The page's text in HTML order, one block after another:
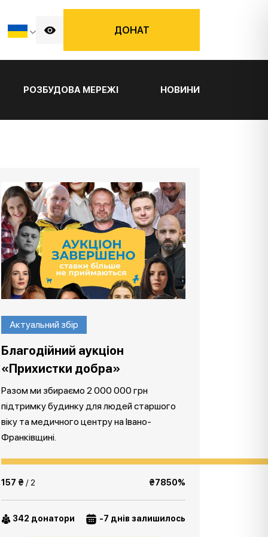
ДОНАТ
РОЗБУДОВА МЕРЕЖІ НОВИНИ
Актуальний збір
Благодійний аукціон
«Прихистки добра»
Разом ми збираємо 2 000 000 грн
підтримку будинку для людей старшого
віку та медичного центру на Івано-
Франківщині.
157 ₴ / 2 ₴7850%
342 донатори -7 днів залишилось